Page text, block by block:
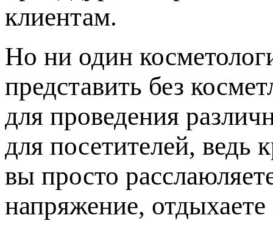
клиентам.
Но ни один
представить без
для проведения
для посетителей, ведь
вы просто
напряжение,